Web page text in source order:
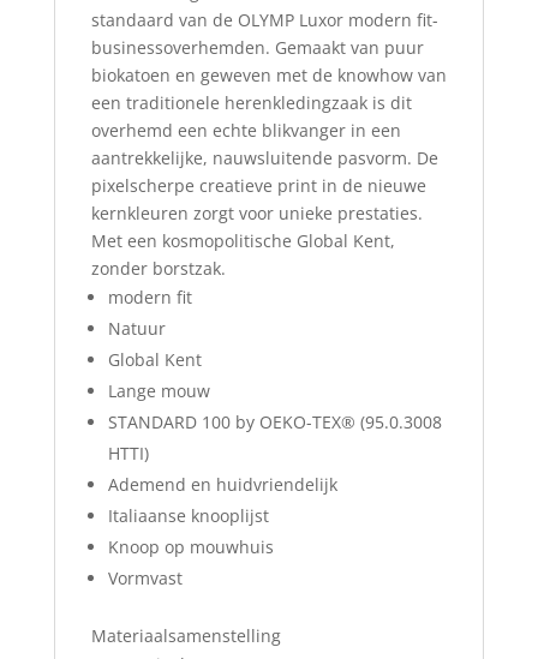
standaard van de OLYMP Luxor modern fit-
businessoverhemden. Gemaakt van puur
biokatoen en geweven met de knowhow van
een traditionele herenkledingzaak is dit
overhemd een echte blikvanger in een
aantrekkelijke, nauwsluitende pasvorm. De
pixelscherpe creatieve print in de nieuwe
kernkleuren zorgt voor unieke prestaties.
Met een kosmopolitische Global Kent,
zonder borstzak.
modern fit
Natuur
Global Kent
Lange mouw
STANDARD 100 by OEKO-TEX® (95.0.3008
HTTI)
Ademend en huidvriendelijk
Italiaanse knooplijst
Knoop op mouwhuis
Vormvast
Materiaalsamenstelling